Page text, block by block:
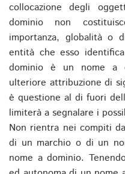
collocazione degli
dominio non
importanza, globalità o
entità che esso
dominio è un nome a
ulteriore attribuzione di
è questione al di fuori
limiterà a segnalare i
Non rientra nei compiti
di un marchio o di un
nome a dominio.